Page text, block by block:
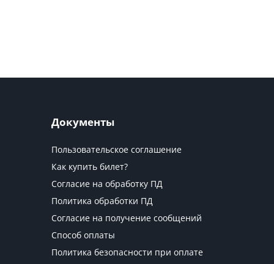
Документы
Пользовательское соглашение
Как купить билет?
Согласие на обработку ПД
Политика обработки ПД
Согласие на получение сообщений
Способ оплаты
Политика безопасности при оплате